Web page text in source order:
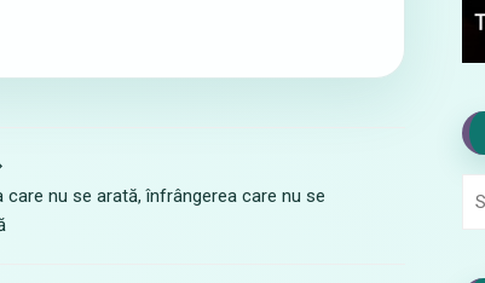
care nu se arată, înfrângerea care nu se